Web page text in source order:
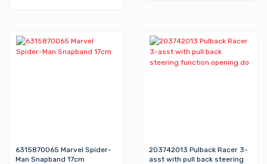
6315870065 Marvel Spider-
Man Snapband 17cm
203742013 Pulback Racer 3-
asst with pull back steering